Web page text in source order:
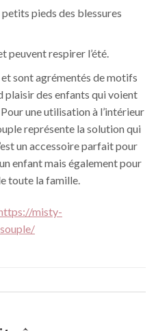
pieds des blessures
peuvent respirer l’été.
sont agrémentés de motifs
plaisir des enfants qui voient
une utilisation à l’intérieur
représente la solution qui
un accessoire parfait pour
enfant mais également pour
toute la famille.
misty-